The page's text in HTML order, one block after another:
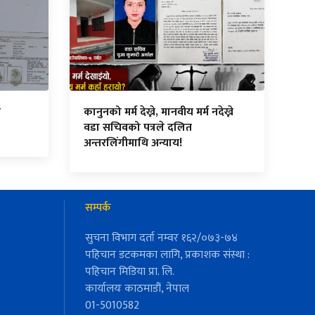
कानुनको मर्म देख्ने, मानवीय मर्म नदेख्ने
वडा सचिवको पत्रले दलित
अन्तरलिंगीमाथि अन्याय!
सम्पर्क
सुचना विभाग दर्ता नम्वर १६२/०७३-७४
पहिचान डटकमका लागि, प्रकाशक संस्था :
पहिचान मिडिया प्रा. लि.
कार्यालयः काठमाडौं, नेपाल
01-5010582